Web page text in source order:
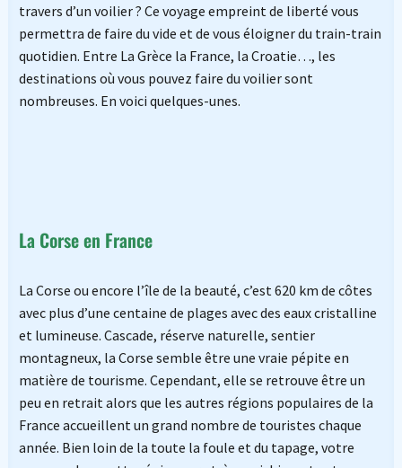
travers d’un voilier ? Ce voyage empreint de liberté vous
permettra de faire du vide et de vous éloigner du train-train
quotidien. Entre La Grèce la France, la Croatie…, les
destinations où vous pouvez faire du voilier sont
nombreuses. En voici quelques-unes.
La Corse en France
La Corse ou encore l’île de la beauté, c’est 620 km de côtes
avec plus d’une centaine de plages avec des eaux cristalline
et lumineuse. Cascade, réserve naturelle, sentier
montagneux, la Corse semble être une vraie pépite en
matière de tourisme. Cependant, elle se retrouve être un
peu en retrait alors que les autres régions populaires de la
France accueillent un grand nombre de touristes chaque
année. Bien loin de la toute la foule et du tapage, votre